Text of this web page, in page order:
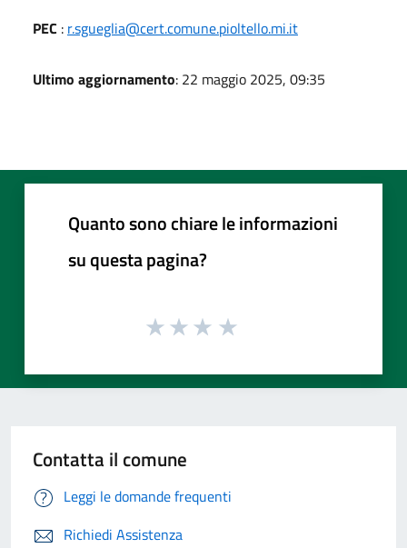
PEC : r.sgueglia@cert.comune.pioltello.mi.it
Ultimo aggiornamento: 22 maggio 2025, 09:35
Quanto sono chiare le informazioni
su questa pagina?
Contatta il comune
Leggi le domande frequenti
Richiedi Assistenza